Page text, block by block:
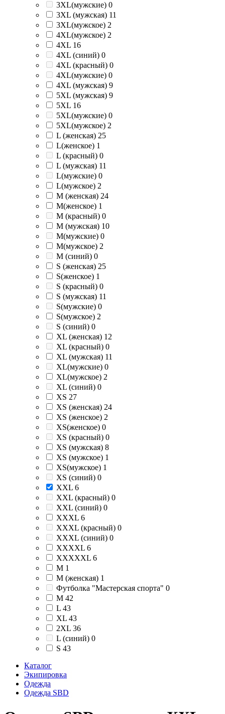
3XL(мужские) 0
3XL (мужская) 11
3XL(мужское) 2
4XL(мужское) 2
4XL 16
4XL (синий) 0
4XL (красный) 0
4XL(мужские) 0
4XL (мужская) 9
5XL (мужская) 9
5XL 16
5XL(мужские) 0
5XL(мужское) 2
L (женская) 25
L(женское) 1
L (красный) 0
L (мужская) 11
L(мужские) 0
L(мужское) 2
M (женская) 24
M(женское) 1
M (красный) 0
M (мужская) 10
M(мужские) 0
M(мужское) 2
M (синий) 0
S (женская) 25
S(женское) 1
S (красный) 0
S (мужская) 11
S(мужские) 0
S(мужское) 2
S (синий) 0
XL (женская) 12
XL (красный) 0
XL (мужская) 11
XL(мужские) 0
XL(мужское) 2
XL (синий) 0
XS 27
XS (женская) 24
XS (женское) 2
XS(женское) 0
XS (красный) 0
XS (мужская) 8
XS (мужское) 1
XS(мужское) 1
XS (синий) 0
XXL 6
XXL (красный) 0
XXL (синий) 0
XXXL 6
XXXL (красный) 0
XXXL (синий) 0
XXXXL 6
XXXXXL 6
М 1
М (женская) 1
Футболка "Мастерская спорта" 0
M 42
L 43
XL 43
2XL 36
L (синий) 0
S 43
Каталог
Экипировка
Одежда
Одежда SBD